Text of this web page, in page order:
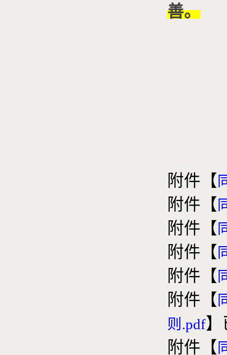
善。
附件【
附件【
附件【
附件【
附件【
附件【
则.pdf
附件【